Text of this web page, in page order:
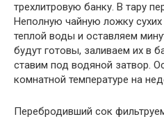
трехлитровую банку. В тару
Неполную чайную ложку
теплой воды и оставляем
будут готовы, заливаем их в
ставим под водяной затвор.
комнатной температуре на
Перебродивший сок